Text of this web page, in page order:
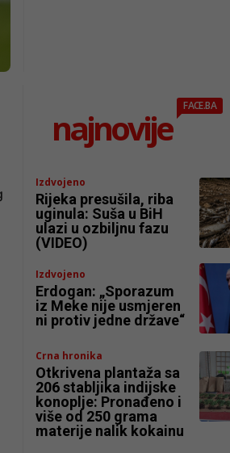
najnovije
FACE.BA
Izdvojeno
Rijeka presušila, riba
uginula: Suša u BiH
ulazi u ozbiljnu fazu
(VIDEO)
Izdvojeno
Erdogan: „Sporazum
iz Meke nije usmjeren
ni protiv jedne države“
Crna hronika
Otkrivena plantaža sa
206 stabljika indijske
konoplje: Pronađeno i
više od 250 grama
materije nalik kokainu